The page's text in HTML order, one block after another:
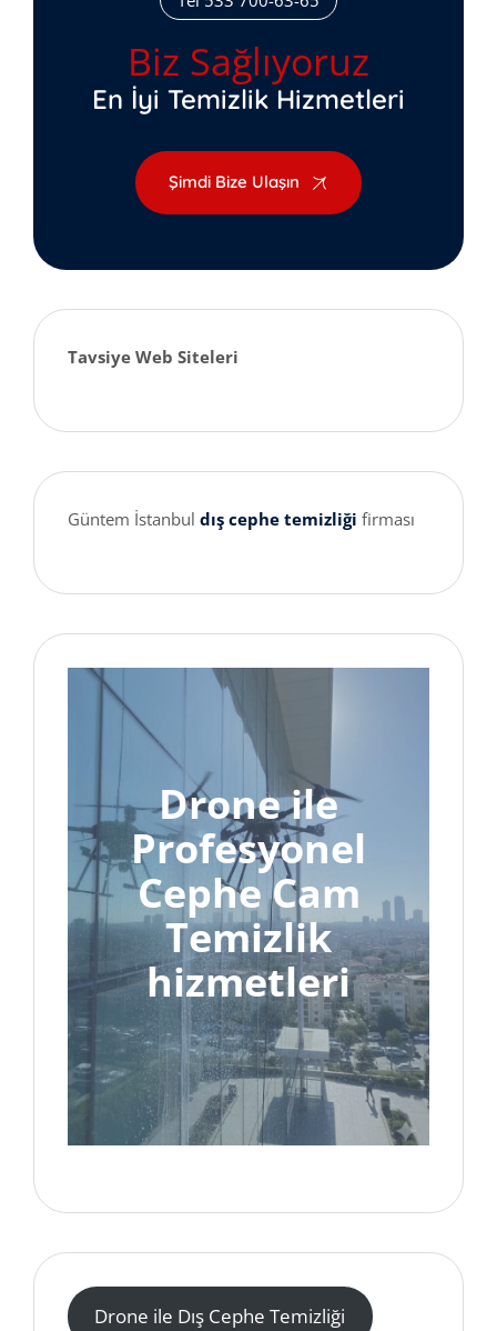
Biz Sağlıyoruz
En İyi Temizlik Hizmetleri
Şimdi Bize Ulaşın
Tavsiye Web Siteleri
Güntem İstanbul dış cephe temizliği firması
Drone ile
Profesyonel
Cephe Cam
Temizlik
hizmetleri
Drone ile Dış Cephe Temizliği